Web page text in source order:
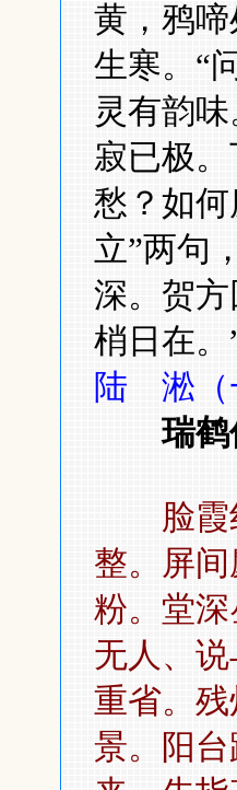
黄，鸦
生寒。 “
灵有韵
寂已极
愁？如
立”两句
深。贺
梢日在。
陆 淞（
瑞鹤
脸
整。屏
粉。堂
无人、
重省。
景。阳